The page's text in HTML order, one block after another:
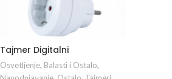
Tajmer Digitalni
Osvetljenje, Balasti i Ostalo,